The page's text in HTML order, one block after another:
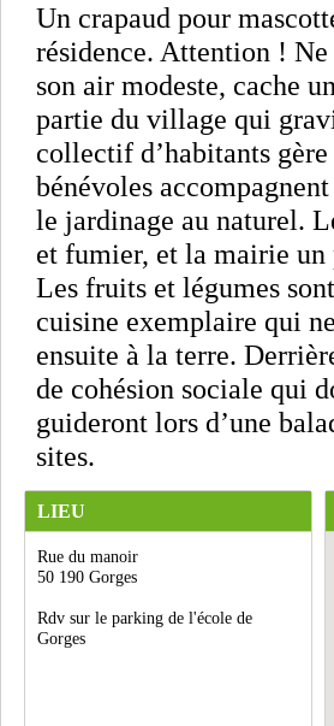
Un crapaud pour
résidence. Attention !
son air modeste, cache
partie du village qui
collectif d’habitants
bénévoles
le jardinage au naturel.
et fumier, et la mairie
Les fruits et légumes
cuisine exemplaire qui
ensuite à la terre.
de cohésion sociale qui
guideront lors d’une
sites.
LIEU
Rue du manoir
50 190 Gorges
Rdv sur le parking de l'école de
Gorges